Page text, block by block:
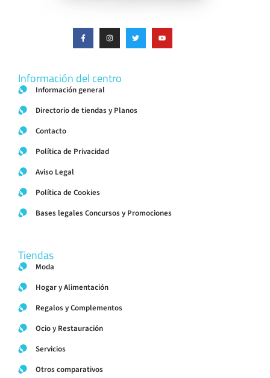
Información del centro
Información general
Directorio de tiendas y Planos
Contacto
Política de Privacidad
Aviso Legal
Política de Cookies
Bases legales Concursos y Promociones
Tiendas
Moda
Hogar y Alimentación
Regalos y Complementos
Ocio y Restauración
Servicios
Otros comparativos